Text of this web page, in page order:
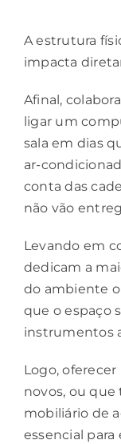
A estrutura
impacta
Afinal,
ligar um
sala em dias
ar-
conta das
não vão
Levando em
dedicam a
do ambiente
que o espaço
instrumentos
Logo,
novos, ou
mobiliário de
essencial para